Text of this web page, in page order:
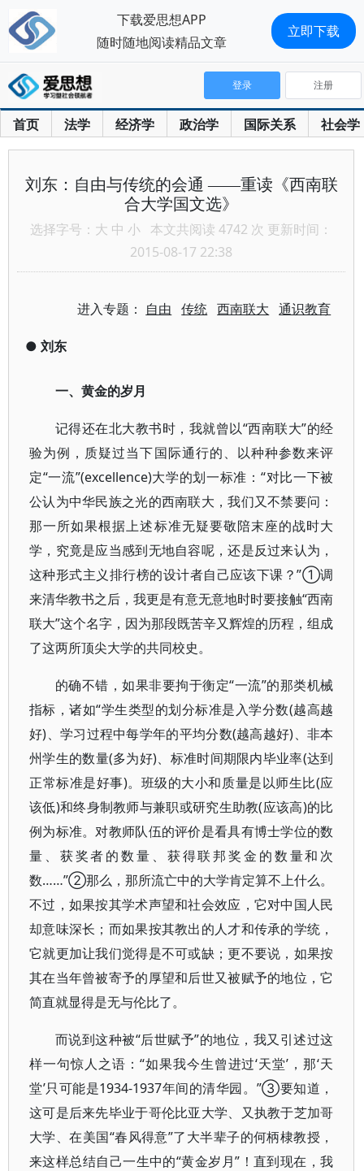
首页 法学 经济学 政治学 国际关系 社会学
登录 注册
刘东：自由与传统的会通 ——重读《西南联
合大学国文选》
选择字号： 大 中 小 本文共阅读 4742 次 更新时间：
2015-08-17 22:38
进入专题： 自由 传统 西南联大 通识教育
● 刘东
一、黄金的岁月
记得还在北大教书时，我就曾以“西南联大”的经
验为例，质疑过当下国际通行的、以种种参数来评
定“一流”(excellence)大学的划一标准：“对比一下被
公认为中华民族之光的西南联大，我们又不禁要问：
那一所如果根据上述标准无疑要敬陪末座的战时大
学，究竟是应当感到无地自容呢，还是反过来认为，
这种形式主义排行榜的设计者自己应该下课？”①调
来清华教书之后，我更是有意无意地时时要接触“西南
联大”这个名字，因为那段既苦辛又辉煌的历程，组成
了这两所顶尖大学的共同校史。
的确不错，如果非要拘于衡定“一流”的那类机械
指标，诸如“学生类型的划分标准是入学分数(越高越
好)、学习过程中每学年的平均分数(越高越好)、非本
州学生的数量(多为好)、标准时间期限内毕业率(达到
正常标准是好事)。班级的大小和质量是以师生比(应
该低)和终身制教师与兼职或研究生助教(应该高)的比
例为标准。对教师队伍的评价是看具有博士学位的数
量、获奖者的数量、获得联邦奖金的数量和次
数……”②那么，那所流亡中的大学肯定算不上什么。
不过，如果按其学术声望和社会效应，它对中国人民
却意味深长；而如果按其教出的人才和传承的学统，
它就更加让我们觉得是不可或缺；更不要说，如果按
其在当年曾被寄予的厚望和后世又被赋予的地位，它
简直就显得是无与伦比了。
而说到这种被“后世赋予”的地位，我又引述过这
样一句惊人之语：“如果我今生曾进过‘天堂’，那‘天
堂’只可能是1934-1937年间的清华园。”③要知道，
这可是后来先毕业于哥伦比亚大学、又执教于芝加哥
大学、在美国“春风得意”了大半辈子的何柄棣教授，
来这样总结自己一生中的“黄金岁月”！直到现在，我
下载爱思想APP
随时随地阅读精品文章
立即下载